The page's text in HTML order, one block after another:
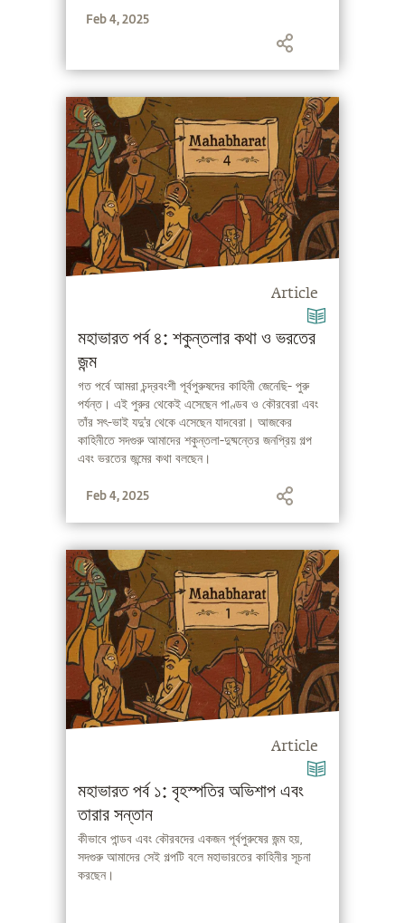
Feb 4, 2025
Article
মহাভারত পর্ব ৪: শকুন্তলার কথা ও ভরতের
জন্ম
গত পর্বে আমরা চন্দ্রবংশী পূর্বপুরুষদের কাহিনী জেনেছি- পুরু
পর্যন্ত। এই পুরুর থেকেই এসেছেন পাণ্ডব ও কৌরবেরা এবং
তাঁর সৎ-ভাই যদু'র থেকে এসেছেন যাদবেরা। আজকের
কাহিনীতে সদগুরু আমাদের শকুন্তলা-দুষ্মন্তের জনপ্রিয় গল্প
এবং ভরতের জন্মের কথা বলছেন।
Feb 4, 2025
Article
মহাভারত পর্ব ১: বৃহস্পতির অভিশাপ এবং
তারার সন্তান
কীভাবে পান্ডব এবং কৌরবদের একজন পূর্বপুরুষের জন্ম হয়,
সদগুরু আমাদের সেই গল্পটি বলে মহাভারতের কাহিনীর সূচনা
করছেন।